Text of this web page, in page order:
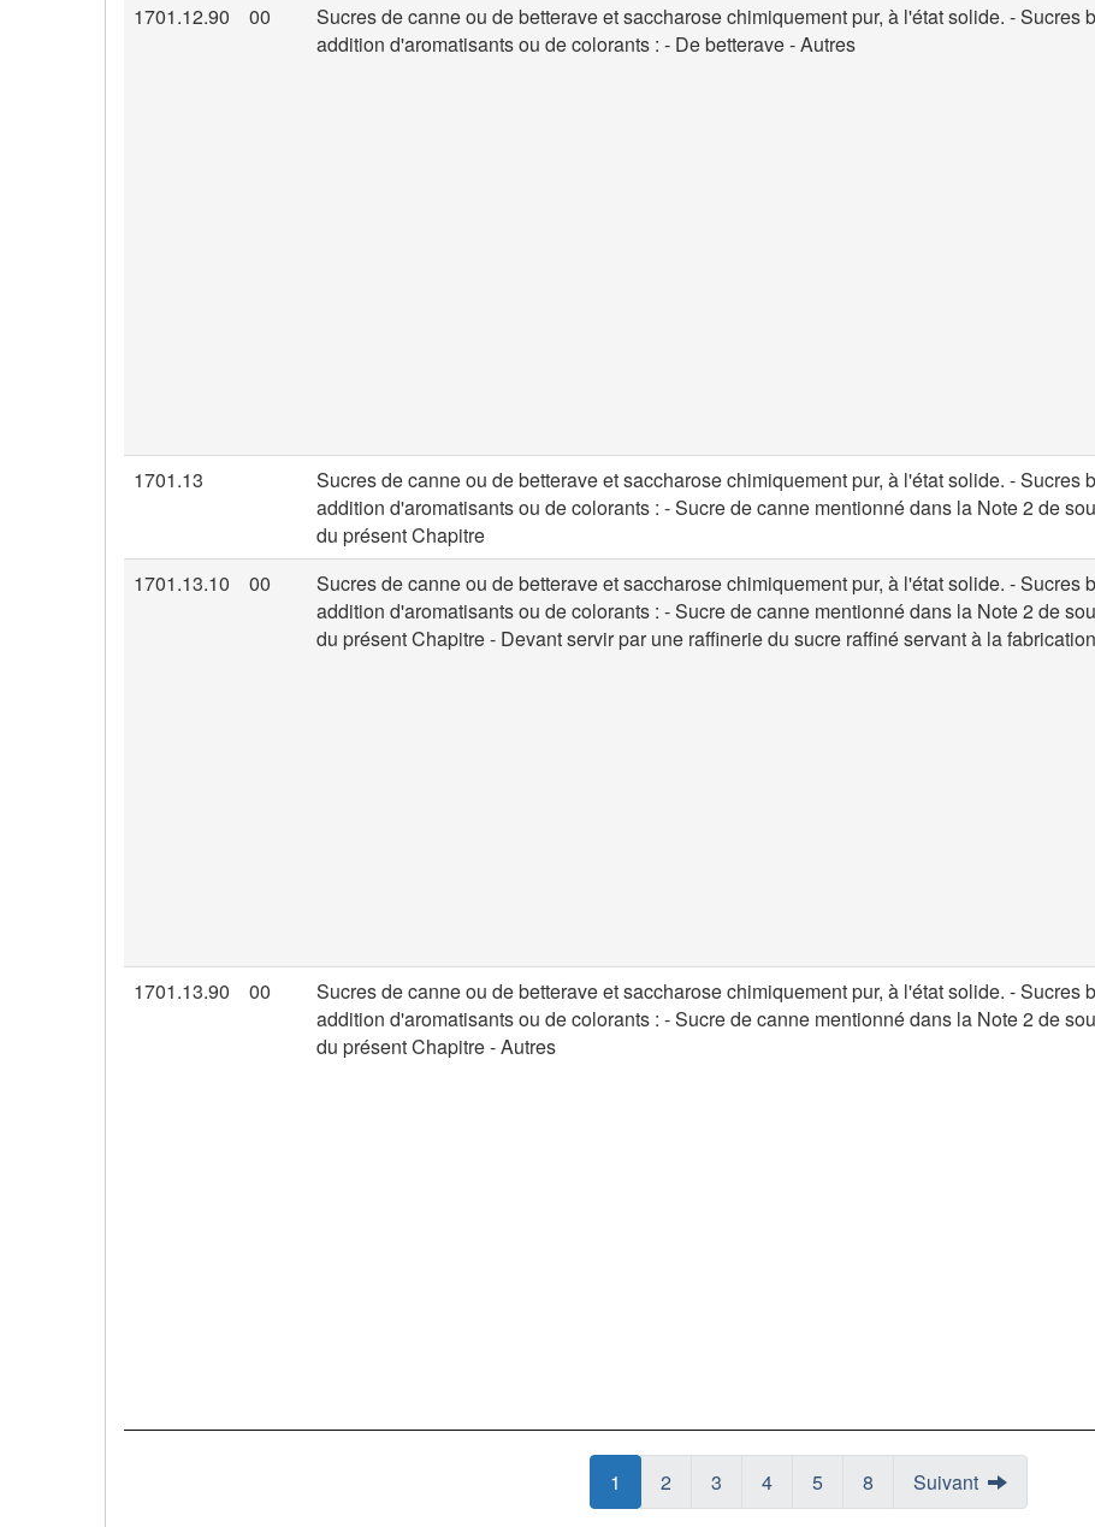
1701.12.90
00
Sucres de canne ou de betterave et saccharose chimiquement pur, à l'état solide. - Sucres
addition d'aromatisants ou de colorants : - De betterave - Autres
1701.13
Sucres de canne ou de betterave et saccharose chimiquement pur, à l'état solide. - Sucres
addition d'aromatisants ou de colorants : - Sucre de canne mentionné dans la Note 2 de
du présent Chapitre
1701.13.10
00
Sucres de canne ou de betterave et saccharose chimiquement pur, à l'état solide. - Sucres
addition d'aromatisants ou de colorants : - Sucre de canne mentionné dans la Note 2 de
du présent Chapitre - Devant servir par une raffinerie du sucre raffiné servant à la
1701.13.90
00
Sucres de canne ou de betterave et saccharose chimiquement pur, à l'état solide. - Sucres
addition d'aromatisants ou de colorants : - Sucre de canne mentionné dans la Note 2 de
du présent Chapitre - Autres
Page
Page
1 Page
Page
2 Page
Page
3 Page
Page
4 Page
Page
5 Page
Page
8 Suivant